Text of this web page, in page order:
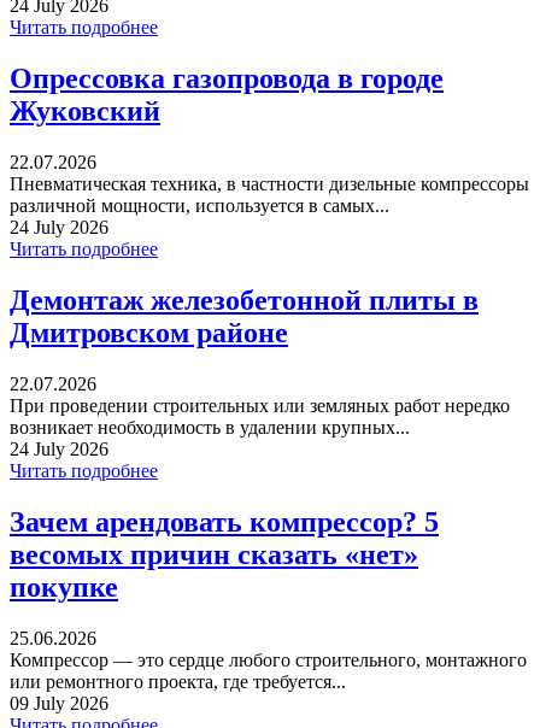
24 July 2026
Читать подробнее
Опрессовка газопровода в городе
Жуковский
22.07.2026
Пневматическая техника, в частности дизельные компрессоры
различной мощности, используется в самых...
24 July 2026
Читать подробнее
Демонтаж железобетонной плиты в
Дмитровском районе
22.07.2026
При проведении строительных или земляных работ нередко
возникает необходимость в удалении крупных...
24 July 2026
Читать подробнее
Зачем арендовать компрессор? 5
весомых причин сказать «нет»
покупке
25.06.2026
Компрессор — это сердце любого строительного, монтажного
или ремонтного проекта, где требуется...
09 July 2026